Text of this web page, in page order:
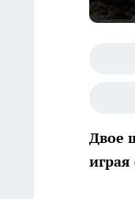
Двое
играя